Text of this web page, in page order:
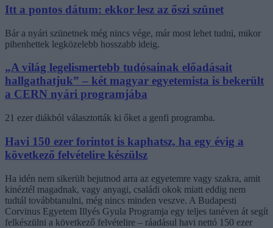
Itt a pontos dátum: ekkor lesz az őszi szünet
Bár a nyári szünetnek még nincs vége, már most lehet tudni, mikor
pihenhettek legközelebb hosszabb ideig.
„A világ legelismertebb tudósainak előadásait
hallgathatjuk” – két magyar egyetemista is bekerült
a CERN nyári programjába
21 ezer diákból választották ki őket a genfi programba.
Havi 150 ezer forintot is kaphatsz, ha egy évig a
következő felvételire készülsz
Ha idén nem sikerült bejutnod arra az egyetemre vagy szakra, amit
kinéztél magadnak, vagy anyagi, családi okok miatt eddig nem
tudtál továbbtanulni, még nincs minden veszve. A Budapesti
Corvinus Egyetem Illyés Gyula Programja egy teljes tanéven át segít
felkészülni a következő felvételire – ráadásul havi nettó 150 ezer